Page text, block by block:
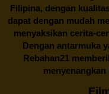
Filipina, dengan
dapat dengan mudah
menyaksikan cerita-
Dengan antarmuka
Rebahan21